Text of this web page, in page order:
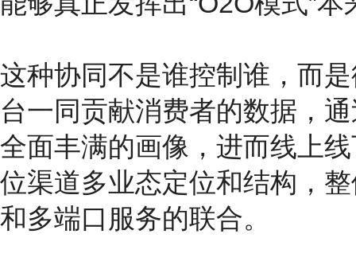
这种协同不是谁控制谁，而
台一同贡献消费者的数据，
全面丰满的画像，进而线上
位渠道多业态定位和结构，
和多端口服务的联合。